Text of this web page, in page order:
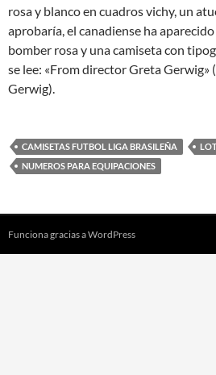
rosa y blanco en cuadros vichy, un
aprobaría, el canadiense ha
bomber rosa y una camiseta con
se lee: «From director Greta Gerwig»
Gerwig).
CAMISETAS FUTBOL LIGA BRASILEÑA
NUMEROS PARA EQUIPACIONES
Funciona gracias a WordPress